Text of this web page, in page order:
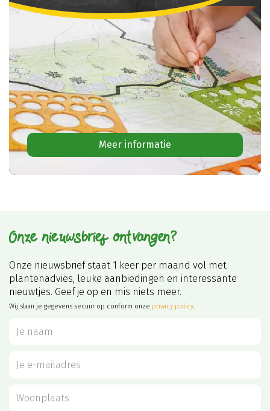
Meer informatie
Onze nieuwsbrief ontvangen?
Onze nieuwsbrief staat 1 keer per maand vol met
plantenadvies, leuke aanbiedingen en interessante
nieuwtjes. Geef je op en mis niets meer.
Wij slaan je gegevens secuur op conform onze privacy policy.